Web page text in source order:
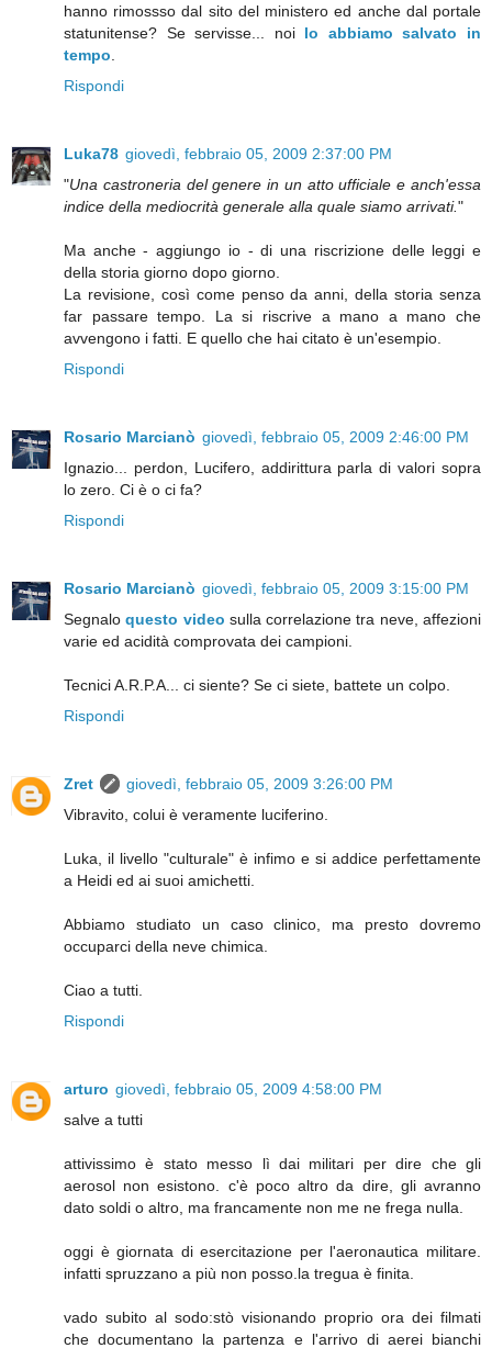
hanno rimossso dal sito del ministero ed anche dal portale
statunitense? Se servisse... noi lo abbiamo salvato in
tempo.
Rispondi
Luka78 giovedì, febbraio 05, 2009 2:37:00 PM
"Una castroneria del genere in un atto ufficiale e anch'essa
indice della mediocrità generale alla quale siamo arrivati."
Ma anche - aggiungo io - di una riscrizione delle leggi e
della storia giorno dopo giorno.
La revisione, così come penso da anni, della storia senza
far passare tempo. La si riscrive a mano a mano che
avvengono i fatti. E quello che hai citato è un'esempio.
Rispondi
Rosario Marcianò giovedì, febbraio 05, 2009 2:46:00 PM
Ignazio... perdon, Lucifero, addirittura parla di valori sopra
lo zero. Ci è o ci fa?
Rispondi
Rosario Marcianò giovedì, febbraio 05, 2009 3:15:00 PM
Segnaloquesto video sulla correlazione tra neve, affezioni
varie ed acidità comprovata dei campioni.
Tecnici A.R.P.A... ci siente? Se ci siete, battete un colpo.
Rispondi
Zret
giovedì, febbraio 05, 2009 3:26:00 PM
Vibravito, colui è veramente luciferino.
Luka, il livello "culturale" è infimo e si addice perfettamente
a Heidi ed ai suoi amichetti.
Abbiamo studiato un caso clinico, ma presto dovremo
occuparci della neve chimica.
Ciao a tutti.
Rispondi
arturo giovedì, febbraio 05, 2009 4:58:00 PM
salve a tutti
attivissimo è stato messo lì dai militari per dire che gli
aerosol non esistono. c'è poco altro da dire, gli avranno
dato soldi o altro, ma francamente non me ne frega nulla.
oggi è giornata di esercitazione per l'aeronautica militare.
infatti spruzzano a più non posso.la tregua è finita.
vado subito al sodo:stò visionando proprio ora dei filmati
che documentano la partenza e l'arrivo di aerei bianchi